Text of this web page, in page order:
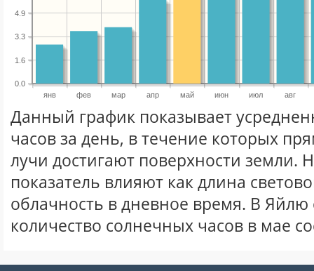
янв фев мар апр май июн июл авг
0.0
1.6
3.3
4.9
Данный график показывает
часов за день, в течение которых
лучи достигают поверхности земли.
показатель влияют как длина
облачность в дневное время. В Яйлю
количество солнечных часов в мае